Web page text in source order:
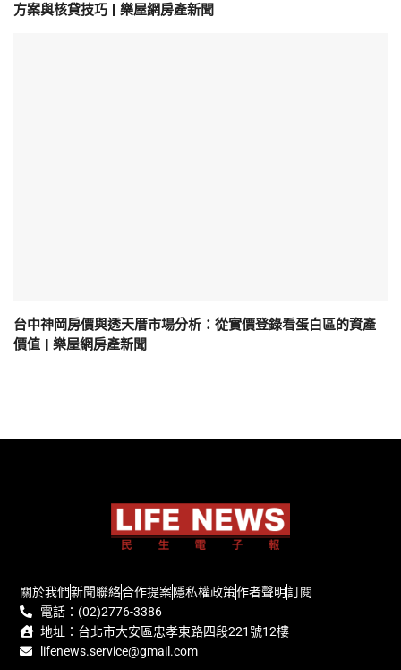
方案與核貸技巧 | 樂屋網房產新聞
台中神岡房價與透天厝市場分析：從實價登錄看蛋白區的資產
價值 | 樂屋網房產新聞
關於我們新聞聯絡合作提案隱私權政策作者聲明訂閱
電話：(02)2776-3386
地址：台北市大安區忠孝東路四段221號12樓
lifenews.service@gmail.com